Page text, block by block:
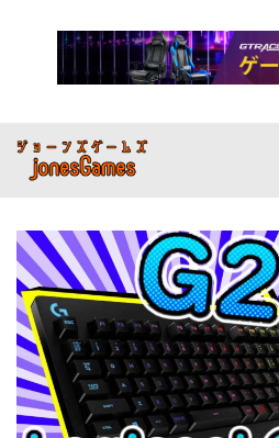
へ
ス
ッ
プ